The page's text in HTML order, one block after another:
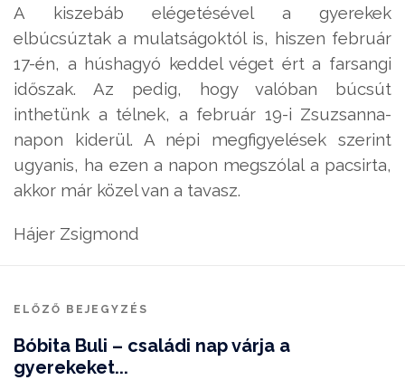
A kiszebáb elégetésével a gyerekek
elbúcsúztak a mulatságoktól is, hiszen február
17-én, a húshagyó keddel véget ért a farsangi
időszak. Az pedig, hogy valóban búcsút
inthetünk a télnek, a február 19-i Zsuzsanna-
napon kiderül. A népi megfigyelések szerint
ugyanis, ha ezen a napon megszólal a pacsirta,
akkor már közel van a tavasz.
Hájer Zsigmond
ELŐZŐ BEJEGYZÉS
Bóbita Buli – családi nap várja a
gyerekeket...